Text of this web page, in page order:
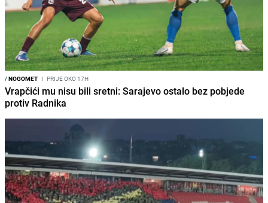
/NOGOMET I PRIJE OKO 17H
Vrapčići mu nisu bili sretni: Sarajevo ostalo bez pobjede
protiv Radnika